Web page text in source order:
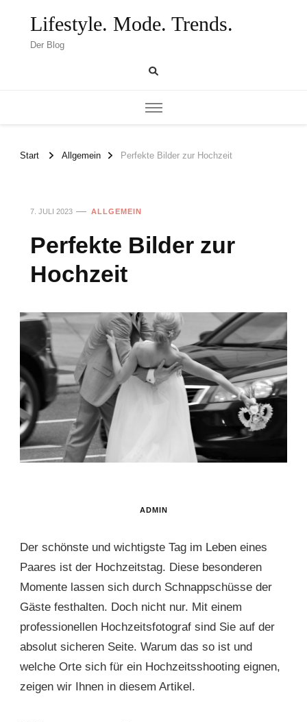
Lifestyle. Mode. Trends.
Der Blog
Start Allgemein Perfekte Bilder zur Hochzeit
7. JULI 2023 ALLGEMEIN
Perfekte Bilder zur
Hochzeit
ADMIN
Der schönste und wichtigste Tag im Leben eines
Paares ist der Hochzeitstag. Diese besonderen
Momente lassen sich durch Schnappschüsse der
Gäste festhalten. Doch nicht nur. Mit einem
professionellen Hochzeitsfotograf sind Sie auf der
absolut sicheren Seite. Warum das so ist und
welche Orte sich für ein Hochzeitsshooting eignen,
zeigen wir Ihnen in diesem Artikel.